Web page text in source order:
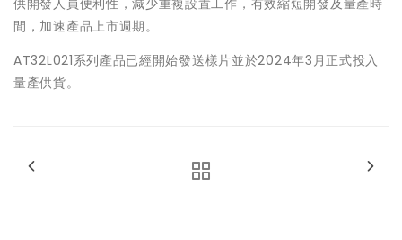
供開發人員便利性，減少重複設置工作，有效縮短開發及量產時
間，加速產品上市週期。
AT32L021系列產品已經開始發送樣片並於2024年3月正式投入
量產供貨。